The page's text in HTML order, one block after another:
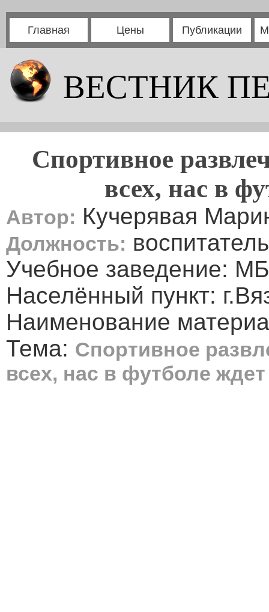
Главная Цены Публикации
ВЕСТНИК
Спортивное
всех, нас в
Автор: Кучерявая
Должность: воспитатель
Учебное заведение:
Населённый пункт:
Наименование
Тема: Спортивное
всех, нас в футболе